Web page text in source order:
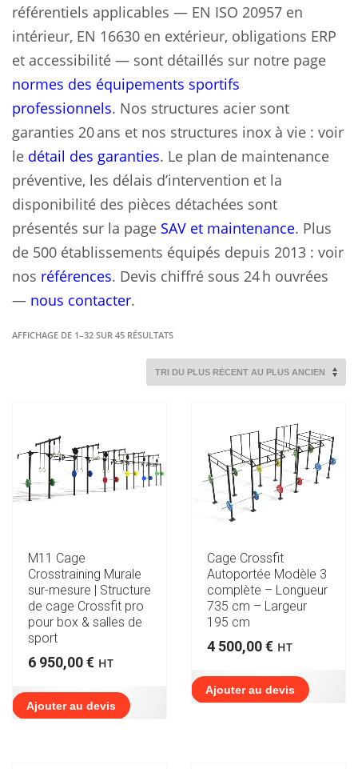
référentiels applicables — EN ISO 20957 en
intérieur, EN 16630 en extérieur, obligations ERP
et accessibilité — sont détaillés sur notre page
normes des équipements sportifs
professionnels. Nos structures acier sont
garanties 20 ans et nos structures inox à vie : voir
le détail des garanties. Le plan de maintenance
préventive, les délais d’intervention et la
disponibilité des pièces détachées sont
présentés sur la page SAV et maintenance. Plus
de 500 établissements équipés depuis 2013 : voir
nos références. Devis chiffré sous 24 h ouvrées
— nous contacter.
AFFICHAGE DE 1–32 SUR 45 RÉSULTATSTRIÉ
RÉCENT
M11 Cage
Crosstraining Murale
sur-mesure | Structure
de cage Crossfit pro
pour box & salles de
sport
6 950,00€ HT
Ajouter au devis
Cage Crossfit
Autoportée Modèle 3
complète – Longueur
735 cm – Largeur
195 cm
4 500,00€ HT
Ajouter au devis